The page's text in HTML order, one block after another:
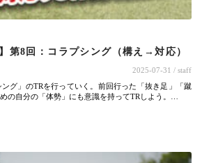
第8回：コラプシング（構え→対応）
2025-07-31 / staff
グ」のTRを行っていく。前回行った「抜き足」「蹴
の自分の「体勢」にも意識を持ってTRしよう。…